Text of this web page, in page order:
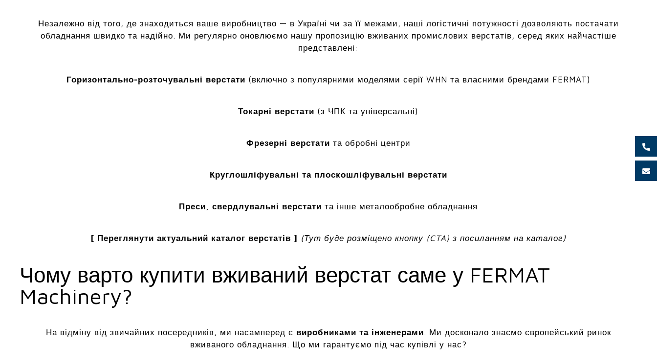
Незалежно від того, де знаходиться ваше виробництво — в Україні чи за її межами, наші логістичні потужності дозволяють постачати
обладнання швидко та надійно. Ми регулярно оновлюємо нашу пропозицію вживаних промислових верстатів, серед яких найчастіше
представлені:
Горизонтально-розточувальні верстати (включно з популярними моделями серії WHN та власними брендами FERMAT)
Токарні верстати (з ЧПК та універсальні)
Фрезерні верстати та обробні центри
Круглошліфувальні та плоскошліфувальні верстати
Преси, свердлувальні верстати та інше металообробне обладнання
[ Переглянути актуальний каталог верстатів ] (Тут буде розміщено кнопку (CTA) з посиланням на каталог)
Чому варто купити вживаний верстат саме у FERMAT
Machinery?
На відміну від звичайних посередників, ми насамперед є виробниками та інженерами. Ми досконало знаємо європейський ринок
вживаного обладнання. Що ми гарантуємо під час купівлі у нас?